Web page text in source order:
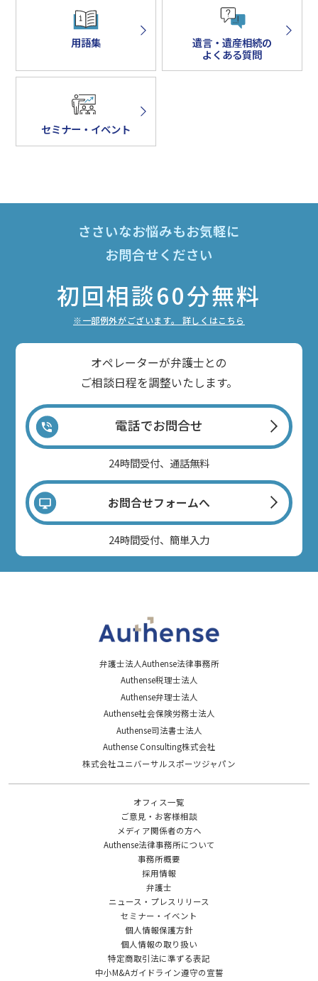
用語集
遺言・遺産相続の
よくある質問
セミナー・イベント
ささいなお悩みもお気軽に
お問合せください
初回相談60分無料
※一部例外がございます。 詳しくはこちら
オペレーターが弁護士との
ご相談日程を調整いたします。
電話でお問合せ
24時間受付、通話無料
お問合せフォームへ
24時間受付、簡単入力
弁護士法人Authense法律事務所
Authense税理士法人
Authense弁理士法人
Authense社会保険労務士法人
Authense司法書士法人
Authense Consulting株式会社
株式会社ユニバーサルスポーツジャパン
オフィス一覧
ご意見・お客様相談
メディア関係者の方へ
Authense法律事務所について
事務所概要
採用情報
弁護士
ニュース・プレスリリース
セミナー・イベント
個人情報保護方針
個人情報の取り扱い
特定商取引法に準ずる表記
中小M&Aガイドライン遵守の宣誓